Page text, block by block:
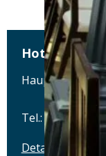
Hotel
Hauptstraße
Tel.: Tel.:08165-
Details